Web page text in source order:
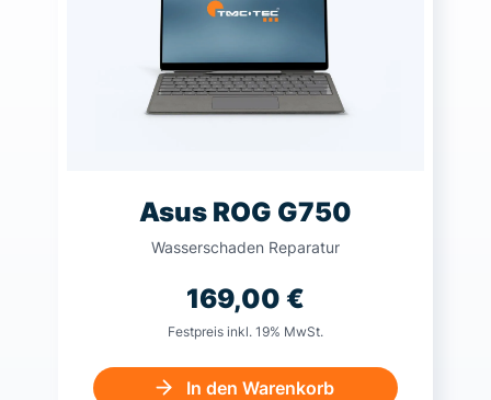
Asus ROG G750
Wasserschaden Reparatur
169,00 €
Festpreis inkl. 19% MwSt.
In den Warenkorb